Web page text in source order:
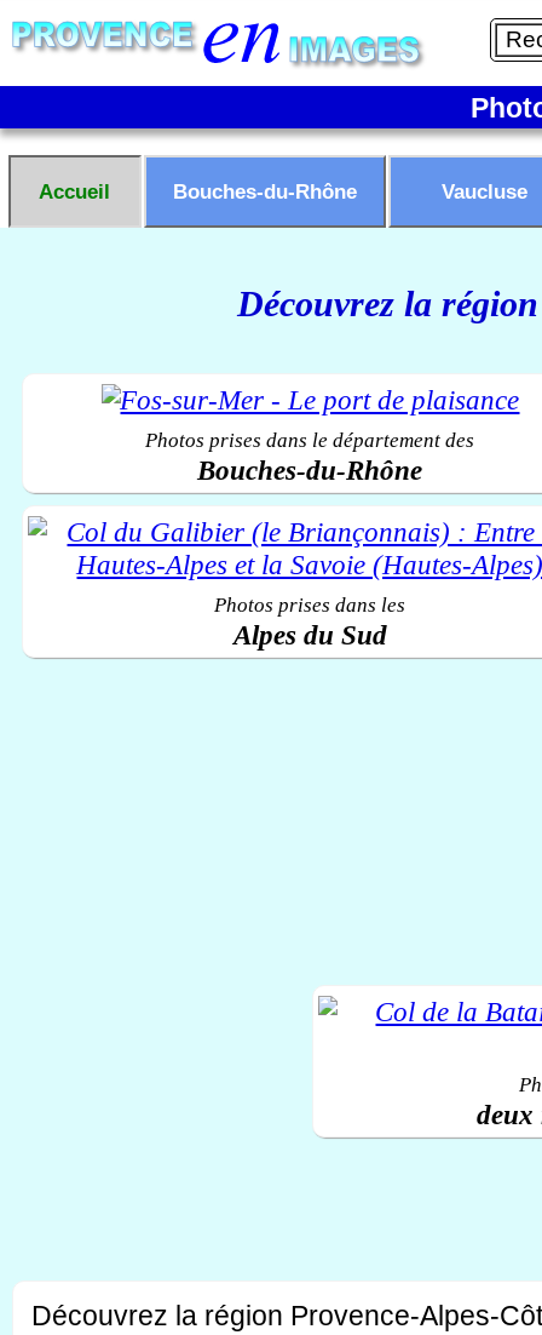
Accueil Bouches-du-Rhône Vaucluse
Découvrez la
Photos prises dans le département des
Bouches-du-Rhône
Photos prises dans les
Alpes du Sud
deux
Découvrez la région Provence-Alpes-